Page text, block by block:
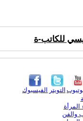
للكاتب-ة
الفيسبوك التويتر
المرأة
والفن